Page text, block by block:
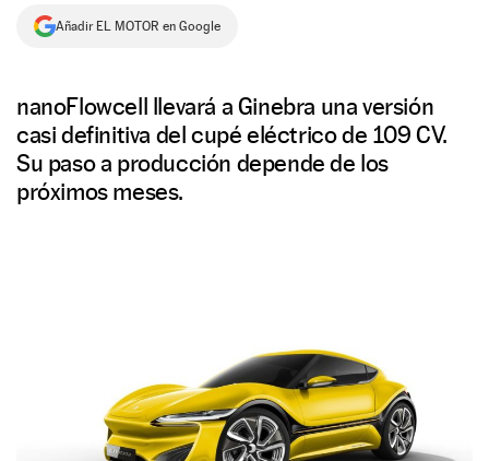
NEWSLETTERAñadir EL MOTOR en Google
nanoFlowcell llevará a Ginebra una versión
casi definitiva del cupé eléctrico de 109 CV.
Su paso a producción depende de los
próximos meses.